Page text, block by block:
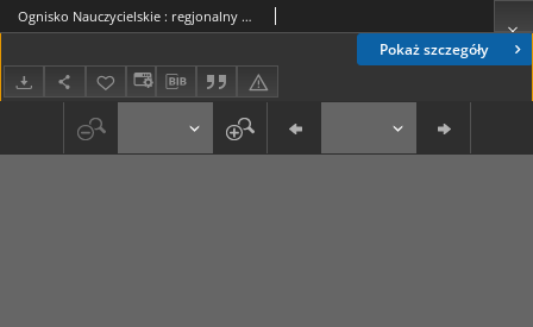
Pokaż szczegóły
Ognisko Nauczycielskie : regjonalny miesięcznik Z.N.P. poświęcony sprawom organizacyjnym, zawodowym i społecznym, zagadnieniom oświatowym i szkolnym. R. 8, 1935/36 Nr 9 (75)